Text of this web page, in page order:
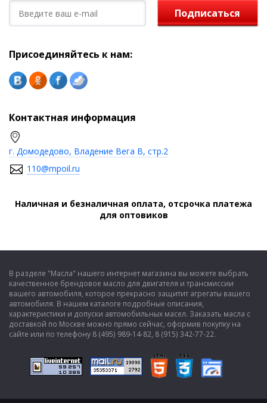
Подписаться
Присоединяйтесь к нам:
Контактная информация
г. Домодедово, Владение Вега В, стр.2
110@mpoil.ru
Наличная и безналичная оплата, отсрочка платежа
для оптовиков
В разделе "Масла" нашего интернет магазина вы можете выбрать
качественное брендовое масло для двигателя и трансмиссии
вашего автомобиля, которое прекрасно защитит агрегаты вашего
автомобиля. В нашем каталоге подробные описания,
характеристики и допуски автомобильных масел. Заказать масла с
доставкой по Москве можно прямо сейчас, оформив покупку на
сайте или по телефону 8 (495) 989-14-82, 8 (915) 342-77-22.